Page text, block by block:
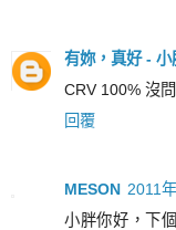
有妳，真好 - 小
CRV 100% 沒
回覆
MESON 2011
小胖你好，下